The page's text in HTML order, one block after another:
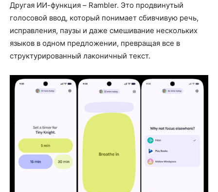
Другая ИИ-функция – Rambler. Это продвинутый
голосовой ввод, который понимает сбивчивую речь,
исправления, паузы и даже смешивание нескольких
языков в одном предложении, превращая все в
структурированный лаконичный текст.